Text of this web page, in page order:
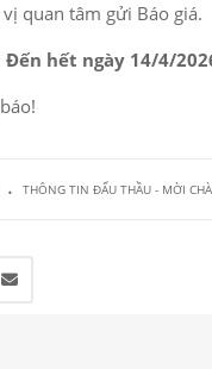
quan tâm gửi Báo giá.
Đến hết ngày 14/4/
. THÔNG TIN ĐẤU THẦU - MỜI